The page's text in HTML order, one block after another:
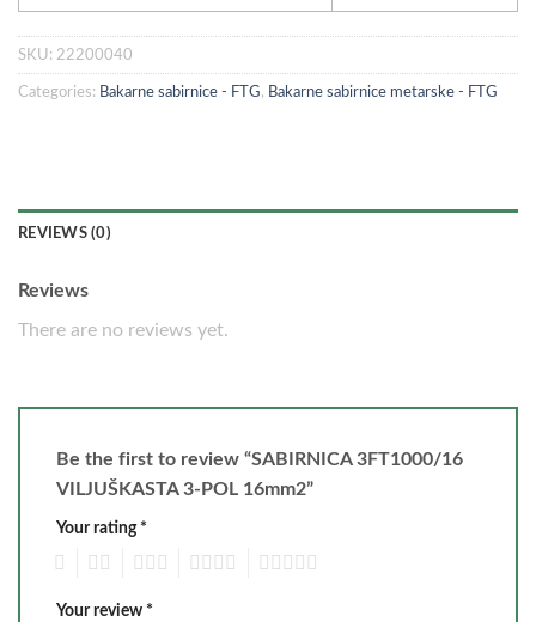
SKU: 22200040
Categories: Bakarne sabirnice - FTG, Bakarne sabirnice metarske - FTG
REVIEWS (0)
Reviews
There are no reviews yet.
Be the first to review “SABIRNICA 3FT1000/16
VILJUŠKASTA 3-POL 16mm2”
Your rating *
Your review *